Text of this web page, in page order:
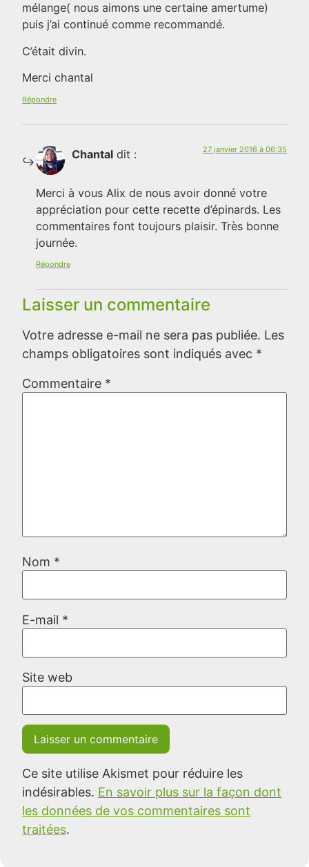
mélange( nous aimons une certaine amertume)
puis j’ai continué comme recommandé.
C’était divin.
Merci chantal
Répondre
Chantal dit : 27 janvier 2016 à 06:35
Merci à vous Alix de nous avoir donné votre
appréciation pour cette recette d’épinards. Les
commentaires font toujours plaisir. Très bonne
journée.
Répondre
Laisser un commentaire
Votre adresse e-mail ne sera pas publiée. Les
champs obligatoires sont indiqués avec *
Commentaire *
Nom *
E-mail *
Site web
Ce site utilise Akismet pour réduire les
indésirables. En savoir plus sur la façon dont
les données de vos commentaires sont
traitées.